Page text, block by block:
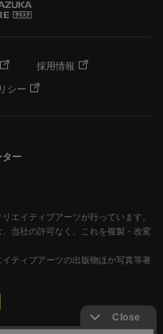
採用情報
シー
ー
エイティブアーツが行っています。
当社の許可なく、これを複製・改変
ティブアーツの出版物ほか写真等著